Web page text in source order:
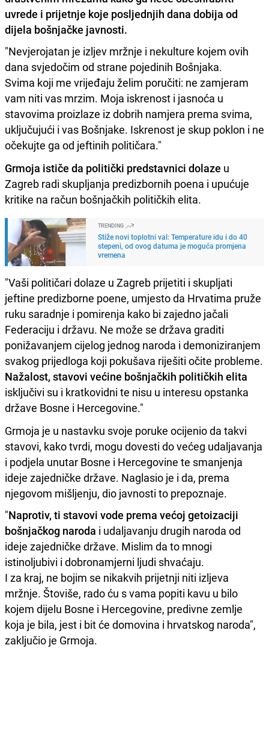
uvrede i prijetnje koje posljednjih dana dobija od
dijela bošnjačke javnosti.
"Nevjerojatan je izljev mržnje i nekulture kojem ovih
dana svjedočim od strane pojedinih Bošnjaka.
Svima koji me vrijeđaju želim poručiti: ne zamjeram
vam niti vas mrzim. Moja iskrenost i jasnoća u
stavovima proizlaze iz dobrih namjera prema svima,
uključujući i vas Bošnjake. Iskrenost je skup poklon i ne
očekujte ga od jeftinih političara."
Grmoja ističe da politički predstavnici dolaze u
Zagreb radi skupljanja predizbornih poena i upućuje
kritike na račun bošnjačkih političkih elita.
TRENDING
Stiže novi toplotni val: Temperature idu i do 40
stepeni, od ovog datuma je moguća promjena
vremena
"Vaši političari dolaze u Zagreb prijetiti i skupljati
jeftine predizborne poene, umjesto da Hrvatima pruže
ruku saradnje i pomirenja kako bi zajedno jačali
Federaciju i državu. Ne može se država graditi
ponižavanjem cijelog jednog naroda i demoniziranjem
svakog prijedloga koji pokušava riješiti očite probleme.
Nažalost, stavovi većine bošnjačkih političkih elita
isključivi su i kratkovidni te nisu u interesu opstanka
države Bosne i Hercegovine."
Grmoja je u nastavku svoje poruke ocijenio da takvi
stavovi, kako tvrdi, mogu dovesti do većeg udaljavanja
i podjela unutar Bosne i Hercegovine te smanjenja
ideje zajedničke države. Naglasio je i da, prema
njegovom mišljenju, dio javnosti to prepoznaje.
"Naprotiv, ti stavovi vode prema većoj getoizaciji
bošnjačkog naroda i udaljavanju drugih naroda od
ideje zajedničke države. Mislim da to mnogi
istinoljubivi i dobronamjerni ljudi shvaćaju.
I za kraj, ne bojim se nikakvih prijetnji niti izljeva
mržnje. Štoviše, rado ću s vama popiti kavu u bilo
kojem dijelu Bosne i Hercegovine, predivne zemlje
koja je bila, jest i bit će domovina i hrvatskog naroda",
zaključio je Grmoja.